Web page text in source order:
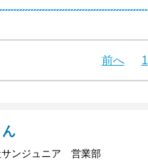
前へ 1
サンジュニア 営業部